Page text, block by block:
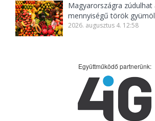
Magyarországra zúdulhat
mennyiségű török
2026. augusztus 4. 12:58
Együttműködő partnerünk: